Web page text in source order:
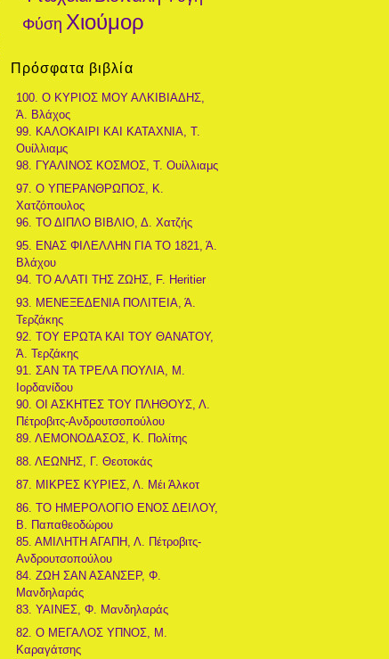
Φύση Χιούμορ
Πρόσφατα βιβλία
100. Ο ΚΥΡΙΟΣ ΜΟΥ ΑΛΚΙΒΙΑΔΗΣ,
Ά. Βλάχος
99. ΚΑΛΟΚΑΙΡΙ ΚΑΙ ΚΑΤΑΧΝΙΑ, Τ.
Ουίλλιαμς
98. ΓΥΑΛΙΝΟΣ ΚΟΣΜΟΣ, Τ. Ουίλλιαμς
97. Ο ΥΠΕΡΑΝΘΡΩΠΟΣ, Κ.
Χατζόπουλος
96. ΤΟ ΔΙΠΛΟ ΒΙΒΛΙΟ, Δ. Χατζής
95. ΕΝΑΣ ΦΙΛΕΛΛΗΝ ΓΙΑ ΤΟ 1821, Ά.
Βλάχου
94. ΤΟ ΑΛΑΤΙ ΤΗΣ ΖΩΗΣ, F. Heritier
93. ΜΕΝΕΞΕΔΕΝΙΑ ΠΟΛΙΤΕΙΑ, Ά.
Τερζάκης
92. ΤΟΥ ΕΡΩΤΑ ΚΑΙ ΤΟΥ ΘΑΝΑΤΟΥ,
Ά. Τερζάκης
91. ΣΑΝ ΤΑ ΤΡΕΛΑ ΠΟΥΛΙΑ, Μ.
Ιορδανίδου
90. ΟΙ ΑΣΚΗΤΕΣ ΤΟΥ ΠΛΗΘΟΥΣ, Λ.
Πέτροβιτς-Ανδρουτσοπούλου
89. ΛΕΜΟΝΟΔΑΣΟΣ, Κ. Πολίτης
88. ΛΕΩΝΗΣ, Γ. Θεοτοκάς
87. ΜΙΚΡΕΣ ΚΥΡΙΕΣ, Λ. Μέι Άλκοτ
86. ΤΟ ΗΜΕΡΟΛΟΓΙΟ ΕΝΟΣ ΔΕΙΛΟΥ,
Β. Παπαθεοδώρου
85. ΑΜΙΛΗΤΗ ΑΓΑΠΗ, Λ. Πέτροβιτς-
Ανδρουτσοπούλου
84. ΖΩΗ ΣΑΝ ΑΣΑΝΣΕΡ, Φ.
Μανδηλαράς
83. ΥΑΙΝΕΣ, Φ. Μανδηλαράς
82. Ο ΜΕΓΑΛΟΣ ΥΠΝΟΣ, Μ.
Καραγάτσης